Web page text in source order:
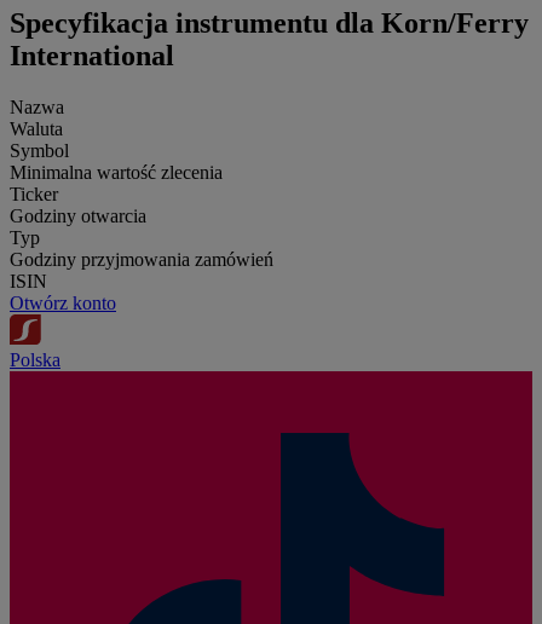
Specyfikacja instrumentu dla Korn/Ferry
International
Nazwa
Waluta
Symbol
Minimalna wartość zlecenia
Ticker
Godziny otwarcia
Typ
Godziny przyjmowania zamówień
ISIN
Otwórz konto
Polska